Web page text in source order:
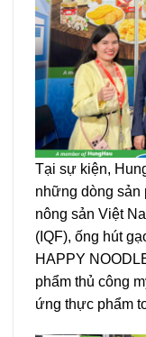
Tại sự kiện,
những dòng sản
nông sản Việt
(IQF), ống hút
HAPPY
phẩm thủ công
ứng thực phẩm